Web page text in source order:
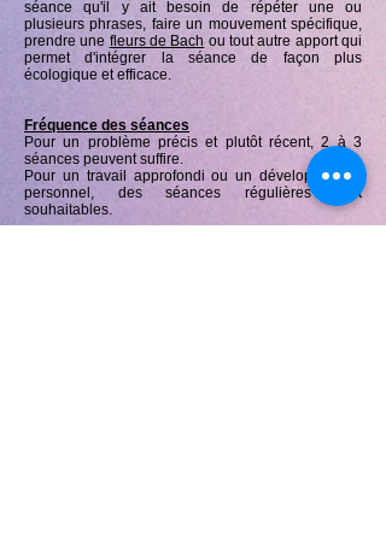
séance qu'il y ait besoin de répéter une ou
plusieurs phrases, faire un mouvement spécifique,
prendre une fleurs de Bach ou tout autre apportqui
permet d'intégrer la séance de façon plus
écologique et efficace.
Fréquence des séances
Pour un problème précis et plutôt récent, 2 à 3
séances peuvent suffire.
Pour un travail approfondi ou un développement
personnel, des séances régulières sont
souhaitables.